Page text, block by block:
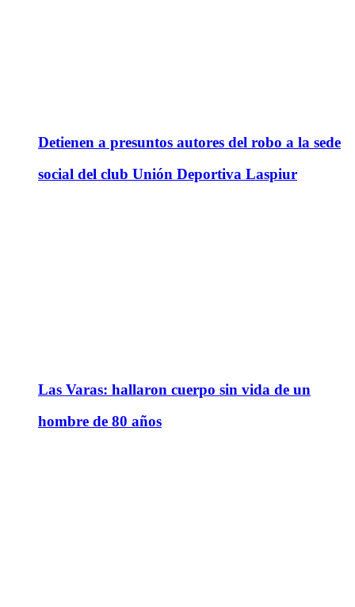
Detienen a presuntos autores del robo a la sede
social del club Unión Deportiva Laspiur
Las Varas: hallaron cuerpo sin vida de un
hombre de 80 años